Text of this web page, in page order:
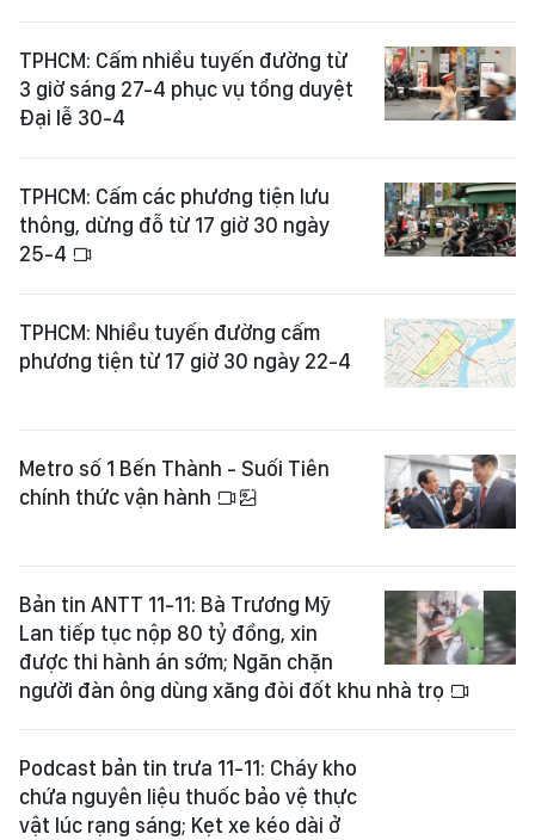
TPHCM: Cấm nhiều tuyến đường từ
3 giờ sáng 27-4 phục vụ tổng duyệt
Đại lễ 30-4
TPHCM: Cấm các phương tiện lưu
thông, dừng đỗ từ 17 giờ 30 ngày
25-4
TPHCM: Nhiều tuyến đường cấm
phương tiện từ 17 giờ 30 ngày 22-4
Metro số 1 Bến Thành - Suối Tiên
chính thức vận hành
Bản tin ANTT 11-11: Bà Trương Mỹ
Lan tiếp tục nộp 80 tỷ đồng, xin
được thi hành án sớm; Ngăn chặn
người đàn ông dùng xăng đòi đốt khu nhà trọ
Podcast bản tin trưa 11-11: Cháy kho
chứa nguyên liệu thuốc bảo vệ thực
vật lúc rạng sáng; Kẹt xe kéo dài ở